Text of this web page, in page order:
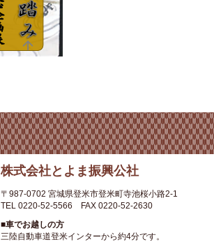
株式会社とよま振興公社
〒987-0702 宮城県登米市登米町寺池桜小路2-1
TEL 0220-52-5566
FAX 0220-52-2630
■車でお越しの方
三陸自動車道登米インターから約4分です。